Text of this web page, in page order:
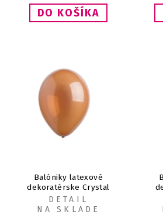
Balóniky latexové
dekoratérske Crystal
čokoládové 12 cm, 100 ks
DETAIL
NA SKLADE